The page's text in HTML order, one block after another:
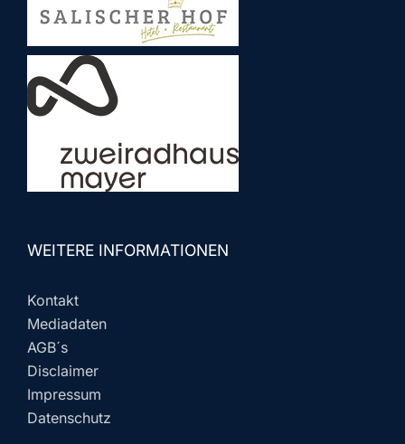
WEITERE INFORMATIONEN
Kontakt
Mediadaten
AGB´s
Disclaimer
Impressum
Datenschutz